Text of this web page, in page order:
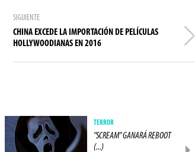
SIGUIENTE
CHINA EXCEDE LA IMPORTACIÓN DE PELÍCULAS
HOLLYWOODIANAS EN 2016
TERROR
"SCREAM" GANARÁ REBOOT
(...)